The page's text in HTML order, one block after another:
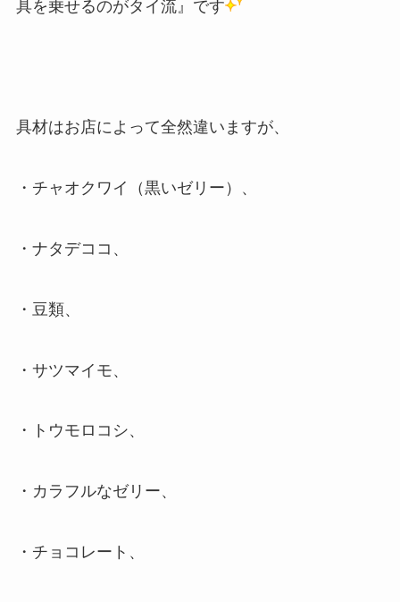
具を乗せるのがタイ流』です
具材はお店によって全然違いますが、
・チャオクワイ（黒いゼリー）、
・ナタデココ、
・豆類、
・サツマイモ、
・トウモロコシ、
・カラフルなゼリー、
・チョコレート、